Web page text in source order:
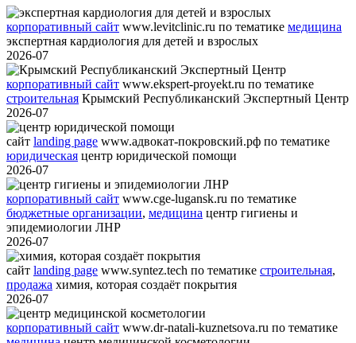
корпоративный сайт www.levitclinic.ru по тематике медицина
экспертная кардиология для детей и взрослых
2026-07
корпоративный сайт www.ekspert-proyekt.ru по тематике
строительная Крымский Республиканский Экспертный Центр
2026-07
сайт landing page www.адвокат-покровский.рф по тематике
юридическая центр юридической помощи
2026-07
корпоративный сайт www.cge-lugansk.ru по тематике
бюджетные организации, медицина центр гигиены и
эпидемиологии ЛНР
2026-07
сайт landing page www.syntez.tech по тематике строительная,
продажа химия, которая создаёт покрытия
2026-07
корпоративный сайт www.dr-natali-kuznetsova.ru по тематике